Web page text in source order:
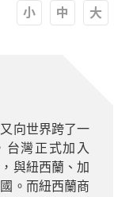
向世界跨了一
台灣正式加入
與紐西蘭、加
。而紐西蘭商